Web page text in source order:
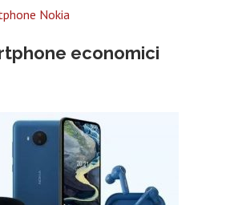
Nokia
economici